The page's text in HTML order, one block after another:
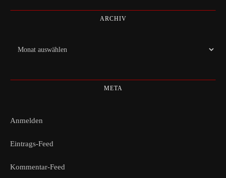
ARCHIV
Archiv
META
Anmelden
Eintrags-Feed
Kommentar-Feed